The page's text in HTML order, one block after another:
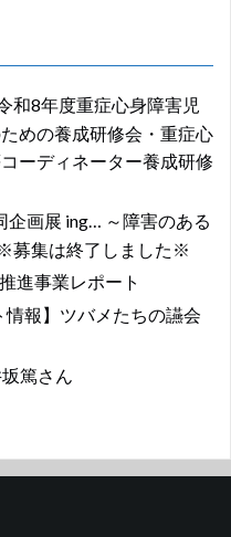
和8年度重症心身障害児
めの養成研修会・重症心
ーディネーター養成研修
画展 ing… ～障害のある
募集は終了しました※
進事業レポート
報】ツバメたちの讌会
篤さん